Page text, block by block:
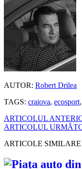
AUTOR: Robert Drilea
TAGS: craiova, ecosport,
ARTICOLUL
ARTICOLUL
ARTICOLE SIMILARE